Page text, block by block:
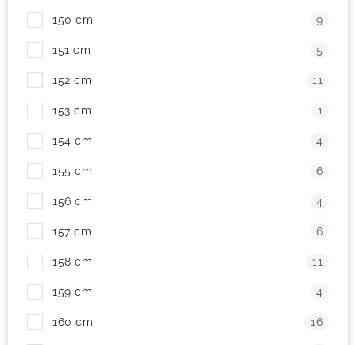
150 cm 9
151 cm 5
152 cm 11
153 cm 1
154 cm 4
155 cm 6
156 cm 4
157 cm 6
158 cm 11
159 cm 4
160 cm 16